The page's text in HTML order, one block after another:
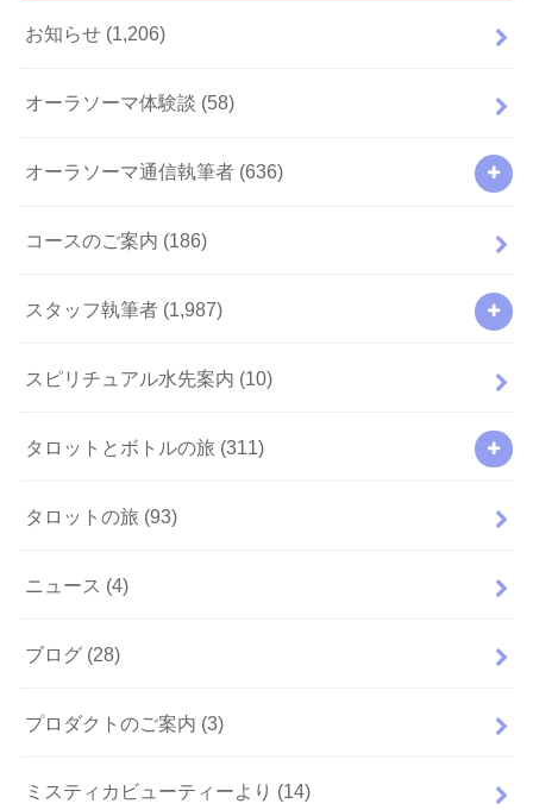
お知らせ (1,206)
オーラソーマ体験談 (58)
オーラソーマ通信執筆者 (636)
コースのご案内 (186)
スタッフ執筆者 (1,987)
スピリチュアル水先案内 (10)
タロットとボトルの旅 (311)
タロットの旅 (93)
ニュース (4)
ブログ (28)
プロダクトのご案内 (3)
ミスティカビューティーより (14)